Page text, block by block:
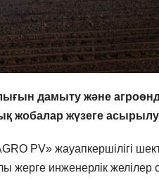
дамыту және
жобалар жүзеге
PV» жауапкершілігі
жерге инженерлік